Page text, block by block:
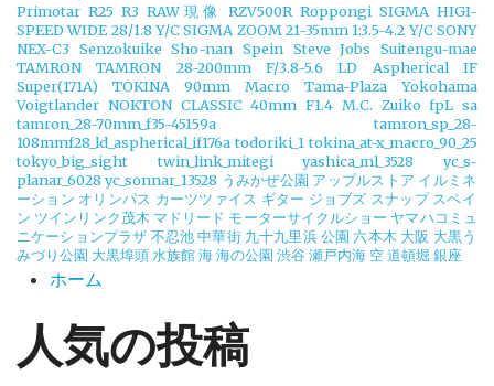
Primotar R25 R3 RAW現像 RZV500R Roppongi SIGMA HIGI-
SPEED WIDE 28/1.8 Y/C SIGMA ZOOM 21-35mm 1:3.5-4.2 Y/C SONY
NEX-C3
Senzokuike Sho-nan Spein Steve Jobs
Suitengu-mae
TAMRON
TAMRON 28-200mm F/3.8-5.6 LD Aspherical IF
Super(171A)
TOKINA 90mm Macro
Tama-Plaza Yokohama
Voigtlander NOKTON CLASSIC 40mm F1.4 M.C.
Zuiko fpL sa
tamron_28-70mm_f35-45159a
tamron_sp_28-
108mmf28_ld_aspherical_if176a todoriki_1 tokina_at-x_macro_90_25
tokyo_big_sight
twin_link_mitegi yashica_ml_3528
yc_s-
planar_6028 yc_sonnar_13528 うみかぜ公園 アップルストア イルミネ
ーション オリンパス カーツツァイス ギター ジョブズ スナップ スペイ
ン ツインリンク茂木 マドリード モーターサイクルショー ヤマハコミュ
ニケーションプラザ 不忍池 中華街 九十九里浜公園 六本木 大阪 大黒う
みづり公園 大黒埠頭 水族館海海の公園 渋谷瀬戸内海 空道頓堀 銀座
ホーム
人気の投稿